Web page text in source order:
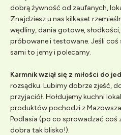
dobrą żywność od zaufanych,
Znajdziesz u nas kilkaset
wędliny, dania gotowe,
próbowane i testowane. Jeśli coś
sami to jemy i polecamy.
Karmnik wziął się z miłości do
rozsądku. Lubimy dobrze zjeść,
przyjaciół. Hołdujemy kuchni
produktów pochodzi z
Podlasia (po co sprowadzać coś
dobra tak blisko!).